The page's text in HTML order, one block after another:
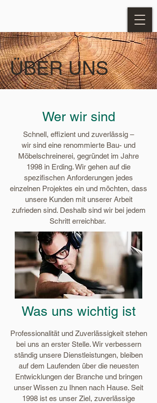
Wer wir sind
Schnell, effizient und zuverlässig –
wir sind eine renommierte Bau- und
Möbelschreinerei, gegründet im Jahre
1998 in Erding. Wir gehen auf die
spezifischen Anforderungen jedes
einzelnen Projektes ein und möchten, dass
unsere Kunden mit unserer Arbeit
zufrieden sind. Deshalb sind wir bei jedem
Schritt erreichbar.
Was uns wichtig ist
Professionalität und Zuverlässigkeit stehen
bei uns an erster Stelle. Wir verbessern
ständig unsere Dienstleistungen, bleiben
auf dem Laufenden über die neuesten
Entwicklungen der Branche und bringen
unser Wissen zu Ihnen nach Hause. Seit
1998 ist es unser Ziel, zuverlässige
ÜBER UNS